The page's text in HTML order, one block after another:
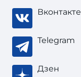
Вконтакте
Telegram
Дзен